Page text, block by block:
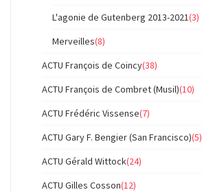
L'agonie de Gutenberg 2013-2021(3)
Merveilles(8)
ACTU François de Coincy(38)
ACTU François de Combret (Musil)(10)
ACTU Frédéric Vissense(7)
ACTU Gary F. Bengier (San Francisco)(5)
ACTU Gérald Wittock(24)
ACTU Gilles Cosson(12)